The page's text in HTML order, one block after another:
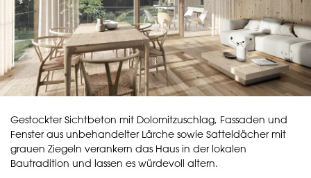
Gestockter Sichtbeton mit Dolomitzuschlag, Fassaden und
Fenster aus unbehandelter Lärche sowie Satteldächer mit
grauen Ziegeln verankern das Haus in der lokalen
Bautradition und lassen es würdevoll altern.